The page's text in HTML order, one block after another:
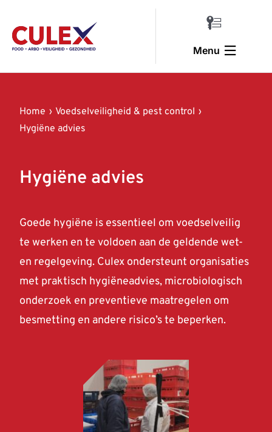
naar
inhoud
Toggle
Menu
Voedselveiligheid & pest control
Arbo & verzuim
Over ons
Kennisbank
Contact
Home
Voedselveiligheid & pest control
Hygiëne advies
Hygiëne advies
Goede hygiëne is essentieel om voedselveilig
te werken en te voldoen aan de geldende wet-
en regelgeving. Culex ondersteunt organisaties
met praktisch hygiëneadvies, microbiologisch
onderzoek en preventieve maatregelen om
besmetting en andere risico’s te beperken.